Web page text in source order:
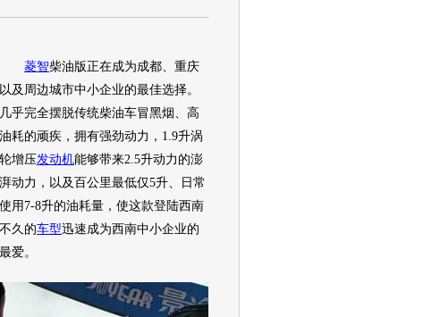
菱智柴油版正在成为成都、重庆
以及周边城市中小企业的最佳选择。
几乎完全摆脱传统柴油车冒黑烟、高
油耗的顽疾，拥有强劲动力，1.9升涡
轮增压发动机能够带来2.5升动力的澎
湃动力，以及百公里最低仅5升、日常
使用7-8升的油耗量，使这款登陆西南
不久的车型迅速成为西南中小企业的
最爱。